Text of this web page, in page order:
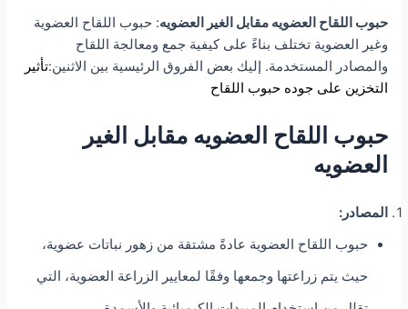
حبوب اللقاح العضويه مقابل الغير العضويه: حبوب اللقاح العضوية
وغير العضوية تختلف بناءً على كيفية جمع ومعالجة اللقاح
والمصادر المستخدمة. إليك بعض الفروق الرئيسية بين الاثنين:تأثير
التخزين على جوده حبوب اللقاح
حبوب اللقاح العضويه مقابل الغير
العضويه
المصادر:
حبوب اللقاح العضوية عادةً مشتقة من زهور نباتات عضوية،
حيث يتم زراعتها وجمعها وفقًا لمعايير الزراعة العضوية، التي